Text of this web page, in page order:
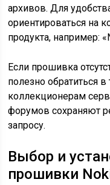
архивов. Для
ориентироваться на
продукта, например:
Если прошивка
полезно обратиться
коллекционерам
форумов сохраняют
запросу.
Выбор и
прошивки